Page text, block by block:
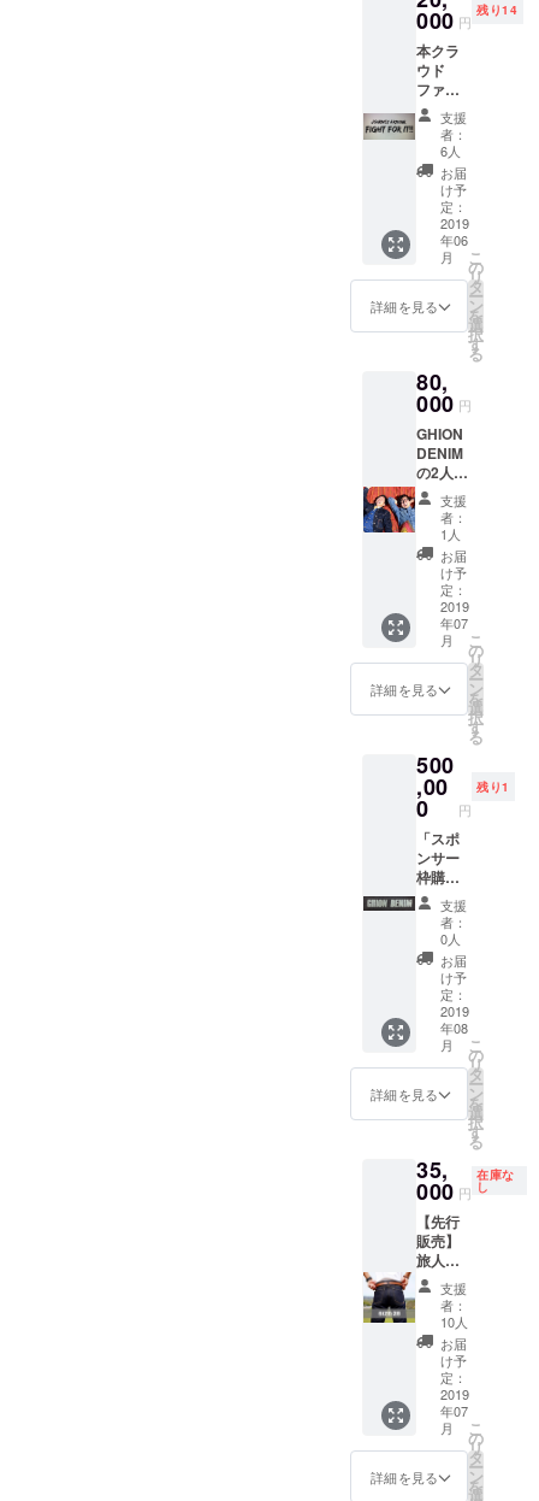
イズ
W28着
用 製品
の返
品・交
換は1回
のみ受
付けま
す。 ※
ユニオ
ンスペ
シャル
での裾
直しを
ご希望
の方
は、別
途ご相
い。 そ
の際は
往復の
送料を
ご負担
頂きま
す。 ※
万が
一、本
ジーン
ズによ
り怪我
を追わ
れたと
しても
一切の
責任を
負いか
ねま
国内の
場合、
送料は
無料で
お送り
致しま
す。海
外への
お届け
をご希
望の場
合は別
途送料
を頂戴
いたし
ます。
(国や地
域に
よって
はお届
ない場
合がご
ざいま
す） ※
お届け
予定日
は2019
年6月~7
月を予
定して
おりま
すが、
工場の
生産状
況によ
り多少
前後す
る場合
くなっ
てきま
す。 (誰
かにウ
エスト
部分を
引っ
張って
サポー
トして
もらう
と閉め
やすく
なりま
す) ※モ
身長
171cm
63kg サ
イズ
W28着
用 製品
の返
品・交
換は1回
のみ受
付けま
す。 ※
ユニオ
ンスペ
シャル
での裾
直しを
ご希望
の方
は、別
途ご相
い。 そ
の際は
往復の
送料を
ご負担
頂きま
す。 ※
万が
一、本
ジーン
ズによ
り怪我
を追わ
れたと
しても
一切の
責任を
負いか
ねま
す。 ※
場合、
送料は
無料で
お送り
致しま
す。海
外への
お届け
をご希
望の場
合は別
途送料
を頂戴
いたし
ます。
(国や地
域に
よって
場合、
ボタン
を閉め
る工程
はかな
り苦し
いと思
います
が、頑
張って
閉めて
下さ
い。 繰
り返し
しをす
る事で
くなっ
てきま
す。 (誰
かにウ
エスト
部分を
引っ
張って
サポー
トして
もらう
と閉め
やすく
なりま
す) ※モ
身長
171cm
63kg サ
イズ
W28着
用 製品
の返
品・交
換は1回
のみ受
付けま
す。 ※
ユニオ
ンスペ
シャル
での裾
直しを
ご希望
の方
途ご相
談下さ
の際は
往復の
送料を
ご負担
頂きま
す。 ※
万が
一、本
ジーン
ズによ
り怪我
を追わ
れたと
しても
一切の
責任を
負いか
ねま
を。縮
むこと
を考慮
して、
ある程
度の余
裕を持
ちたい
方は1サ
イズ上
をお選
び頂
き、ま
ず最初
洗って
から穿
新品の
場合、
ボタン
を閉め
る工程
はかな
り苦し
いと思
います
が、頑
張って
閉めて
下さ
い。 繰
り返し
しをす
る事で
くなっ
てきま
す。 (誰
かにウ
エスト
部分を
引っ
張って
サポー
トして
もらう
と閉め
やすく
なりま
デル：
171cm
体重
63kg サ
W28着
用 製品
の返
品・交
換は1回
のみ受
付けま
す。 ※
ユニオ
ンスペ
シャル
での裾
直しを
ご希望
の方
途ご相
い…」
「結局
それぞ
れの違
いや特
徴はな
に？」
といっ
た声を
よく耳
にしま
す。 そ
こで、
365日常
にデニ
ムを纏
つ、物
心つい
から新
喜劇に
魅せら
れてい
た、お
喋り上
手の祇
園が児
島ジー
ンズス
トリー
トを案
す！！
一人で
実に楽
しいお
時間を
提供で
きると
思いま
す！ 待
ち合わ
せ場
所：JR
児島駅
所要時
間は1~2
時間程
度。
ジーン
史を
巡った
峰の
ジーン
ズが揃
う聖地
へ向か
いま
す。 本
リター
ンに
は、案
内費・
運営側
交通費
が含ま
れてお
す。 各
収穫、
ケーキ
の生地
こねの
手伝い
でも、
購入者
の方が
ご自由
に使う
ことが
できま
す。 ※
交通費
は岡山
県外の
す。 ※
公序良
俗に反
する内
容、法
令に違
反する
内容な
どはお
受けで
きませ
ん。 ※
お互い
の安全
性確保
のた
め、公
ます。
ご支援
いただ
いた方
には別
途お礼
メール
をお送
りさせ
て頂き
ます。
000 円
残り14
本クラ
ウド
ファン
ディン
グ終了
後に作
成する
自社
WEB販
売サイ
トに
て、ご
支援頂
いた方
のお名
前を掲
ます。
GHION
DENIM
の記念
すべき
第一歩
を後押
し頂け
ますと
幸いで
す。 ※
会社の
名前は
もちろ
ん、個
人名、
ツイッ
ご希望
の情報
で構い
ませ
ん。 ※
支援
時、必
ず備考
欄にご
希望の
お名前
をご記
入くだ
さい。
記入の
ない場
合は
CAMPF
を掲載
いたし
ます。
ご了承
くださ
い。 ご
支援い
ただい
た方に
は別途
お礼
メール
をお送
りさせ
て頂き
ます。
支援
者：
6人
お届
け予
定：
2019
年06
月
詳細を見る
こ
の
リ
タ
ー
ン
を
選
択
す
る
80,
000 円
GHION
DENIM
の2人を
あなた
の町に
呼ぶ権
利をお
返しい
たしま
す！ 僕
たち2人
を朝か
ら晩ま
であな
たの町
でお好
使って
下さ
い！ 街
頭での
声出し
PRでも
イベン
ト設営
のお手
伝いで
もなん
でも結
構で
す！ 日
本国内
どこで
も伺い
ます。
交通費
は我々
いたし
ます。
日時に
ついて
は、
メッ
セージ
にて直
接ご連
絡させ
て頂き
ます。
※公序良
俗に反
する内
容、法
令に違
支援
者：
1人
お届
け予
定：
2019
年07
月
詳細を見る
こ
の
リ
タ
ー
ン
を
選
択
す
る
500
,00
0 円
残り1
「スポ
ンサー
枠購
入」 ク
ラウド
ファン
ディン
グ終了
後に、
祇園と
動画ク
リエイ
ターが
モンゴ
ル・中
国にて
動画を
作成致
しま
す。 そ
の動画
の中
に、購
入され
た個
人・会
社の製
品、ロ
ゴ等を
映しま
す。 現
在の想
定では
支援
者：
0人
お届
け予
定：
2019
年08
月
詳細を見る
こ
の
リ
タ
ー
ン
を
選
択
す
る
35,
000 円
在庫な
し
【先行
販売】
旅人用
ジーン
ズ"JOU
RNEY
ARMO
UR" ユ
ニセッ
クスで
サイズ
はW28
の製品
です。
読んで
支援
者：
10人
お届
け予
定：
2019
年07
月
詳細を見る
こ
の
リ
タ
ー
ン
を
選